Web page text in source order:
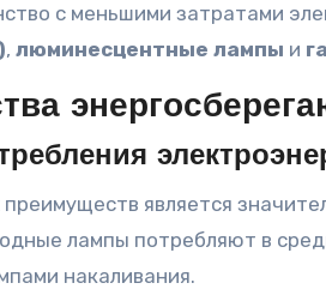
с меньшими затратами
, люминесцентные лампы и
является
лампы потребляют в
накаливания.